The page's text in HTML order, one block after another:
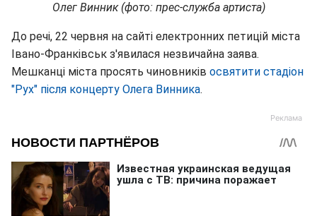
Олег Винник (фото: прес-служба артиста)
До речі, 22 червня на сайті електронних петицій міста
Івано-Франківськ з'явилася незвичайна заява.
Мешканці міста просять чиновників освятити стадіон
"Рух" після концерту Олега Винника.